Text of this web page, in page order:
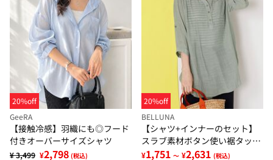
20%off
GeeRA
【接触冷感】羽織にも◎フード
付きオーバーサイズシャツ
¥ 3,499 ¥2,798 (税込)
20%off
BELLUNA
【シャツ+インナーのセット】
スラブ素材ボタン使い裾タック
シャツアンサンブル
¥1,751 ～ ¥2,631 (税込)